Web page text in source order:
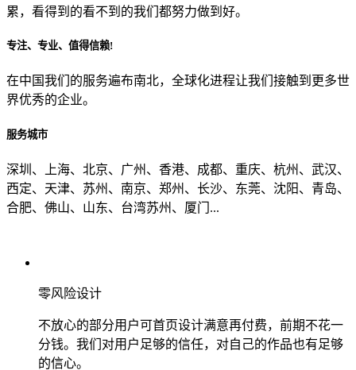
目前主要的营销渠道是？
累，看得到的看不到的我们都努力做到好。
专注、专业、值得信赖!
在中国我们的服务遍布南北，全球化进程让我们接触到更多世
界优秀的企业。
服务城市
深圳、上海、北京、广州、香港、成都、重庆、杭州、武汉、
西定、天津、苏州、南京、郑州、长沙、东莞、沈阳、青岛、
合肥、佛山、山东、台湾苏州、厦门...
零风险设计
不放心的部分用户可首页设计满意再付费，前期不花一
分钱。我们对用户足够的信任，对自己的作品也有足够
的信心。